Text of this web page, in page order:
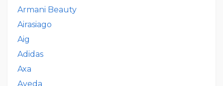
Armani Beauty
Airasiago
Aig
Adidas
Axa
Aveda